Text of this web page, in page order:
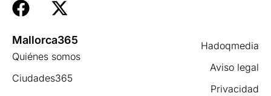
Hadoqmedia
Aviso legal
Privacidad
Mallorca365
Quiénes somos
Ciudades365
×
Ya puedes ver más de Mallorca365